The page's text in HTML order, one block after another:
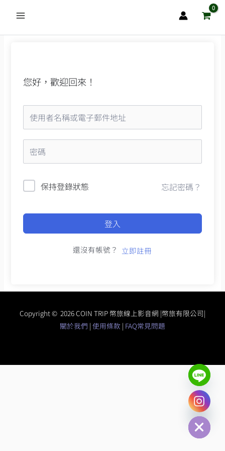
主
您好，歡迎回來！
保持登錄狀態 忘記密碼？
登入
還沒有帳號？ 立即註冊
Copyright © 2026 COIN TRIP 幣旅線上影音網 |幣旅有限公司|
關於我們 | 使用條款 | FAQ常見問題
Hide
chaty